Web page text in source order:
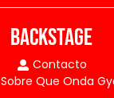
BACKSTAGE
Contacto
Sobre Que Onda